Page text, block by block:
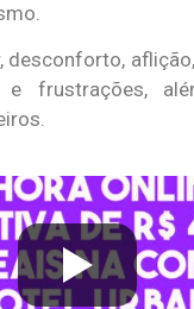
desconforto,
e frustrações,